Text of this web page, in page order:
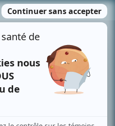
MENU
Recherche avancée »